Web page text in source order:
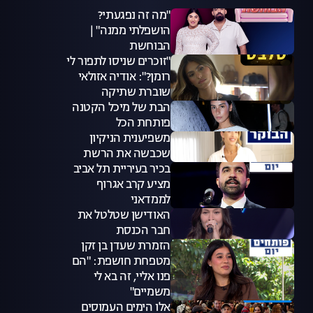
"מה זה נפגעתי?
הושפלתי ממנה" |
הבוחשת
"זוכרים שניסו לתפור לי
רומן?": אודיה אזולאי
שוברת שתיקה
הבת של מיכל הקטנה
פותחת הכל
משפיענית הניקיון
שכבשה את הרשת
בכיר בעיריית תל אביב
מציע קרב אגרוף
לממדאני
האודישן שטלטל את
חבר הכנסת
הזמרת שעדן בן זקן
מטפחת חושפת: "הם
פנו אליי, זה בא לי
משמיים"
אלו הימים העמוסים